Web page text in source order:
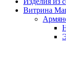
Витрина